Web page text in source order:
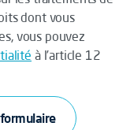
dont vous
vous pouvez
à l’article 12